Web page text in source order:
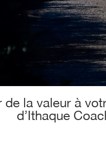
de la valeur à
d’Ithaque